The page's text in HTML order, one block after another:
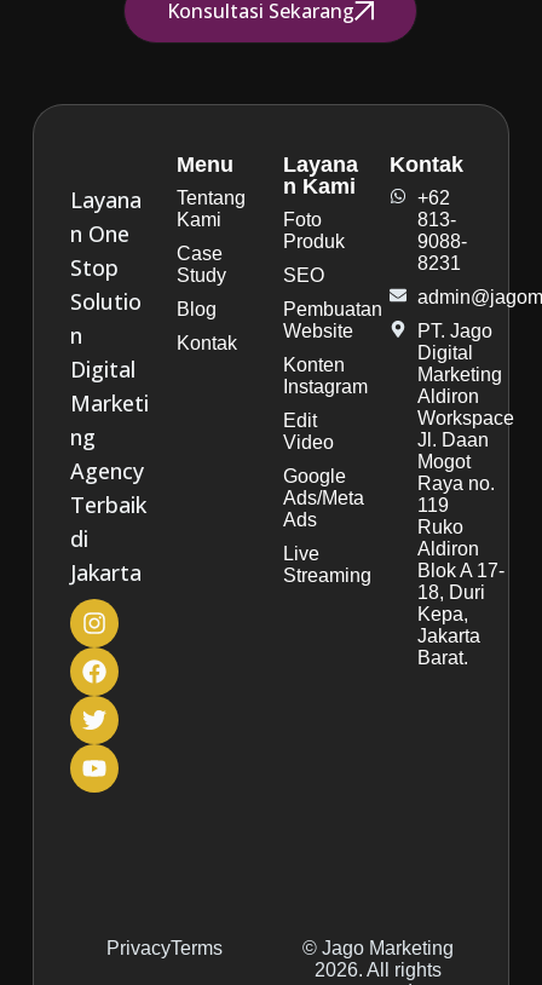
Konsultasi Sekarang
Layana
n One
Stop
Solutio
n
Digital
Marketi
ng
Agency
Terbaik
di
Jakarta
Menu
Tentang
Kami
Case
Study
Blog
Kontak
Layana
n Kami
Foto
Produk
SEO
Pembuatan
Website
Konten
Instagram
Edit
Video
Google
Ads/Meta
Ads
Live
Streaming
Kontak
+62
813-
9088-
8231
PT. Jago
Digital
Marketing
Aldiron
Workspace
Jl. Daan
Mogot
Raya no.
119
Ruko
Aldiron
Blok A 17-
18, Duri
Kepa,
Jakarta
Barat.
PrivacyTerms
© Jago Marketing
2026. All rights